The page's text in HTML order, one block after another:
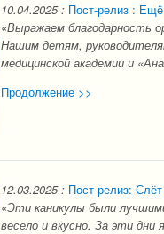
10.04.2025: Пост-релиз :
«Выражаем благодарность
Нашим детям,
медицинской академии и
Продолжение >>
12.03.2025: Пост-релиз:
«Эти каникулы были
весело и вкусно. За эти дни